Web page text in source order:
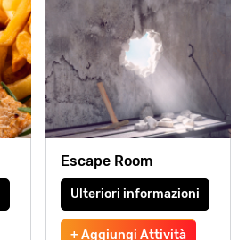
Escape Room
Ulteriori informazioni
+ Aggiungi Attività